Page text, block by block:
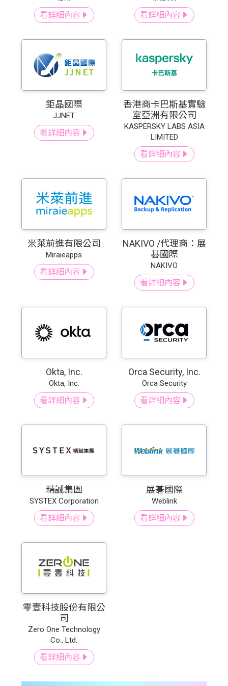
看詳細內容 看詳細內容
鉅晶國際
JJNET
看詳細內容
香港商卡巴斯基實驗
室亞洲有限公司
KASPERSKY LABS ASIA
LIMITED
看詳細內容
米萊前進有限公司
Miraieapps
看詳細內容
NAKIVO /代理商：展
碁國際
NAKIVO
看詳細內容
Okta, Inc.
Okta, Inc.
看詳細內容
Orca Security, Inc.
Orca Security
看詳細內容
精誠集團
SYSTEX Corporation
看詳細內容
展碁國際
Weblink
看詳細內容
零壹科技股份有限公
司
Zero One Technology
Co., Ltd.
看詳細內容